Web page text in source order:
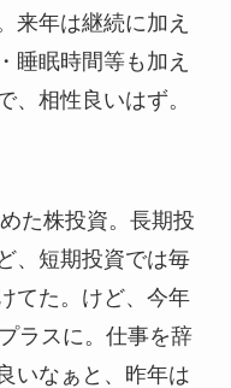
来年は継続に加え
睡眠時間等も加え
、相性良いはず。
た株投資。長期投
、短期投資では毎
てた。けど、今年
ラスに。仕事を辞
いなぁと、昨年は